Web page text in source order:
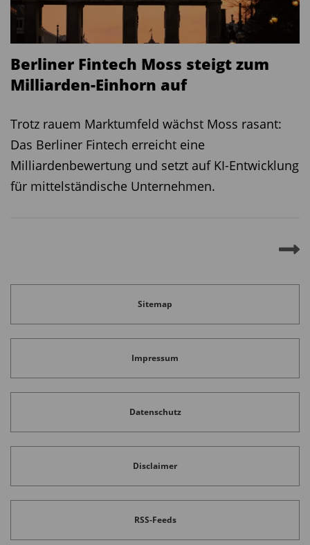
Berliner Fintech Moss steigt zum
Milliarden-Einhorn auf
Trotz rauem Marktumfeld wächst Moss rasant:
Das Berliner Fintech erreicht eine
Milliardenbewertung und setzt auf KI-Entwicklung
für mittelständische Unternehmen.
Sitemap
Impressum
Datenschutz
Disclaimer
RSS-Feeds